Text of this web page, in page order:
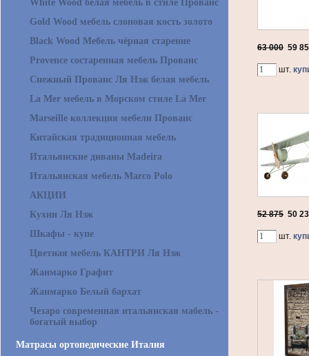
White Wood белая мебель в стиле Прованс
Gold Wood мебель слоновая кость золото
Black Wood Мебель чёрная старение
Provence состаренная мебель Прованс
Снежный Прованс Ля Нэж белая мебель
La Mer мебель в Морском стиле La Mer
Marseille коллекция мебели Прованс
Китайская традиционная мебель
Итальянские диваны Madeira
Итальянская мебель Marco Polo
АКЦИИ
Кухни Ля Нэж
Шкафы - купе
Цветная мебель КАНТРИ Ля Нэж
Жанмарко Графит
Жанмарко Белый бархат
Чезаро современная итальянская мабель -
богатый выбор
Матрасы ортопедические Италия
63 000 59
шт.
52 875 50
шт.